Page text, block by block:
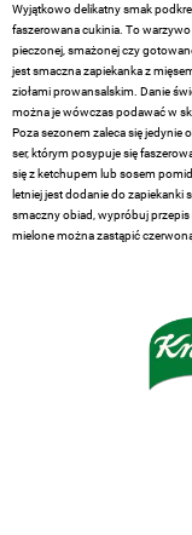
Wyjątkowo delikatny smak
faszerowana cukinia. To
pieczonej, smażonej czy
jest smaczna zapiekanka z
ziołami prowansalskim. Danie
można je wówczas podawać w
Poza sezonem zaleca się jedynie
ser, którym posypuje się
się z ketchupem lub sosem
letniej jest dodanie do
smaczny obiad, wypróbuj
mielone można zastąpić